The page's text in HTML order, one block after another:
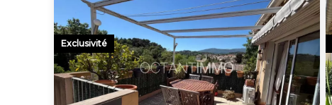
Exclusivité